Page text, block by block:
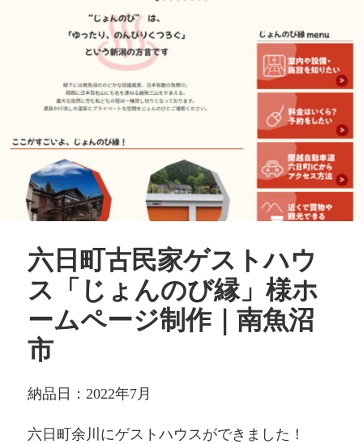
六日町古民家ゲストハウ
ス「じょんのび縁」様ホ
ームページ制作｜南魚沼
市
納品日：2022年7月
六日町余川にゲストハウスができました！